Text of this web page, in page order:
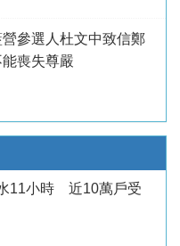
參選人杜文中致信鄭
喪失尊嚴
11小時 近10萬戶受